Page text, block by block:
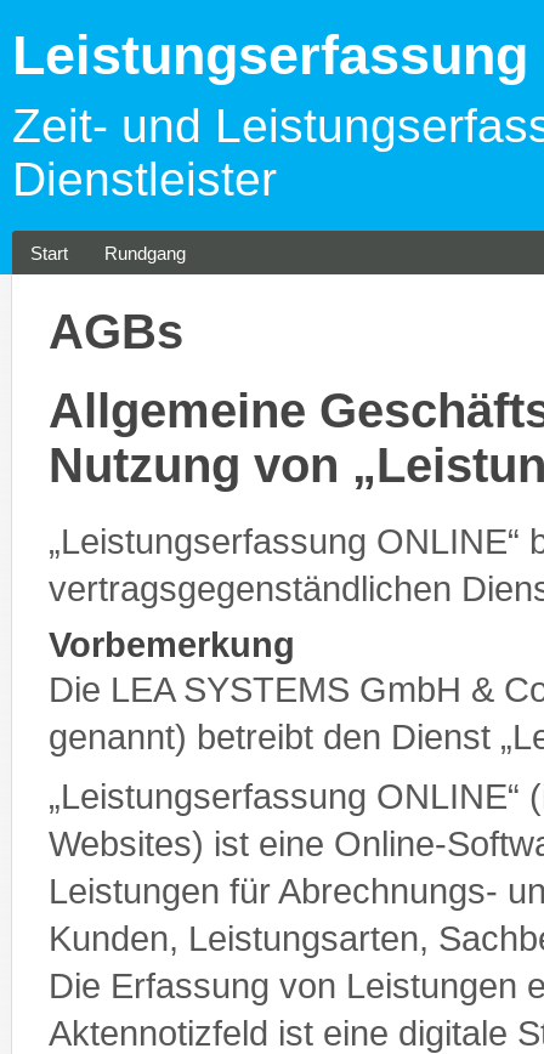
Leistungserfassung
Zeit- und
Dienstleister
Start Rundgang
AGBs
Allgemeine
Nutzung von
„Leistungserfassung ONLINE“
vertragsgegenständlichen
Vorbemerkung
Die LEA SYSTEMS GmbH &
genannt) betreibt den Dienst
„Leistungserfassung
Websites) ist eine Online-
Leistungen für Abrechnungs-
Kunden, Leistungsarten,
Die Erfassung von Leistungen
Aktennotizfeld ist eine digitale